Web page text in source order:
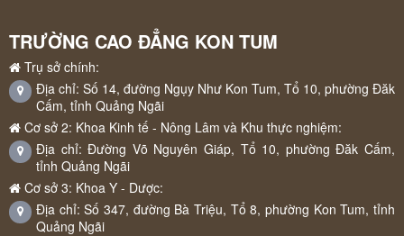
TRƯỜNG CAO ĐẲNG KON TUM
Trụ sở chính:
Địa chỉ: Số 14, đường Ngụy Như Kon Tum, Tổ 10, phường Đăk
Cấm, tỉnh Quảng Ngãi
Cơ sở 2: Khoa Kinh tế - Nông Lâm và Khu thực nghiệm:
Địa chỉ: Đường Võ Nguyên Giáp, Tổ 10, phường Đăk Cấm,
tỉnh Quảng Ngãi
Cơ sở 3: Khoa Y - Dược:
Địa chỉ: Số 347, đường Bà Triệu, Tổ 8, phường Kon Tum, tỉnh
Quảng Ngãi